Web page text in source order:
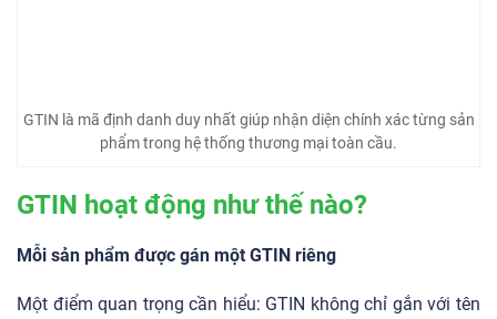
GTIN là mã định danh duy nhất giúp nhận diện chính xác từng sản
phẩm trong hệ thống thương mại toàn cầu.
GTIN hoạt động như thế nào?
Mỗi sản phẩm được gán một GTIN riêng
Một điểm quan trọng cần hiểu: GTIN không chỉ gắn với tên